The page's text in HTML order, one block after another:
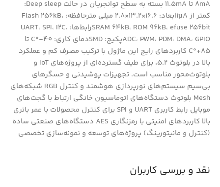
8mA تا 11.5mA بسته به سطح توانجریان در حالت Deep sleep:
کمتر از 1µAابعاد: 16.6×13.2×2.8 میلی مترحافظه: Flash 256kB،
SRAM 64kB، ROM 96kB، efuse 256bitرابط‌ها: UART، SPI، I2C،
ADC، PWM، PDM، DMA، GPIOپکیج: SMDدمای کاری: 40-°C تا
85+°C کاربردهای رایج این ماژول با ترکیب مصرف کم و عملکرد
بالا در بلوتوث 5.2، برای طیف گسترده‌ای از پروژه‌های IoT و
بلوتوث‌محور مناسب است. تجهیزات پوشیدنی و حسگرهای
بی‌سیم سیستم‌های نورپردازی هوشمند و کنترل RGB شبکه‌های
Mesh بلوتوث دستگاه‌های اتوماسیون خانگی ارتباط با گجت‌های
موبایل رابط کاربری UART و SPI برای کنترل محصولات با عمر باتری
بالا کاربردهای امنیتی با رمزنگاری AES دستگاه‌های صنعتی ساده
(کنترل و مانیتورینگ) پروژه‌های توسعه و نمونه‌سازی تخصصی
نقد و بررسی کاربران